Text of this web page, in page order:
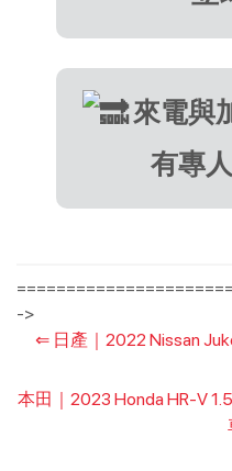
來電與
有專
->
⇐ 日產｜2022 Nissan
本田｜2023 Honda HR-V